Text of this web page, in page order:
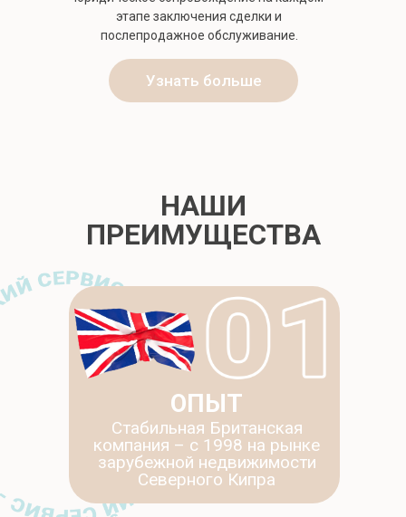
О НАС
этапе заключения сделки и
послепродажное обслуживание.
Узнать больше
НАШИ
ПРЕИМУЩЕСТВА
Стабильная Британская
компания – c 1998 на рынке
зарубежной недвижимости
Северного Кипра
ОПЫТ